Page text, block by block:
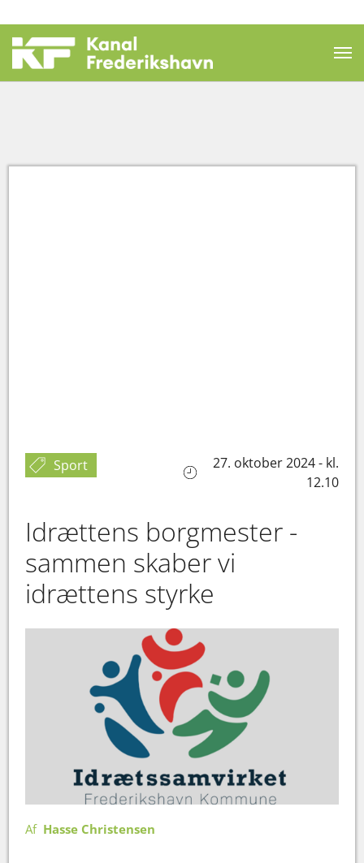
Sport
27. oktober 2024 - kl.
12.10
Idrættens borgmester -
sammen skaber vi
idrættens styrke
Af Hasse Christensen